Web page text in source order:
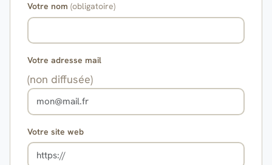
Votre nom (obligatoire)
Votre adresse mail
(non diffusée)
Votre site web